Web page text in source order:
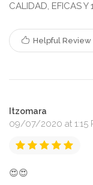
CALIDAD, EFICAS Y
Helpful Review
Itzomara
09/07/2020 at 1:15
😍😍